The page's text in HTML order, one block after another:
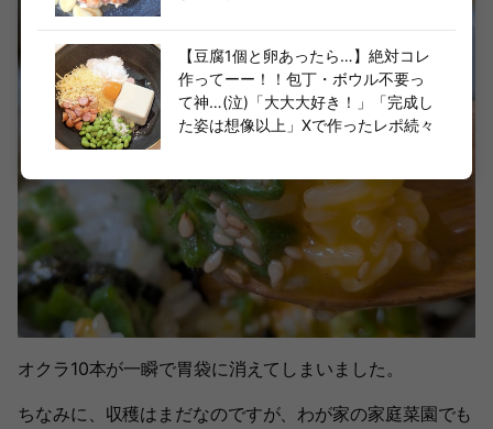
オクラ10本が一瞬で胃袋に消えてしまいました。
ちなみに、収穫はまだなのですが、わが家の家庭菜園でも
【豆腐1個と卵あったら…】絶対コレ
作ってーー！！包丁・ボウル不要っ
て神…(泣)「大大大好き！」「完成し
た姿は想像以上」Xで作ったレポ続々